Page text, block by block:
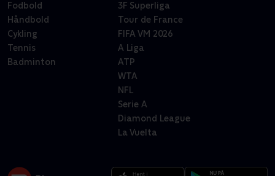
Fodbold
Håndbold
Cykling
Tennis
Badminton
3F Superliga
Tour de France
FIFA VM 2026
A Liga
ATP
WTA
NFL
Serie A
Diamond League
La Vuelta